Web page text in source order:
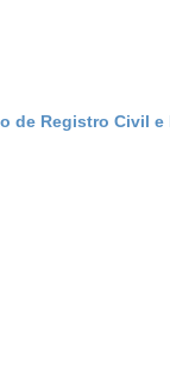
de Registro Civil e